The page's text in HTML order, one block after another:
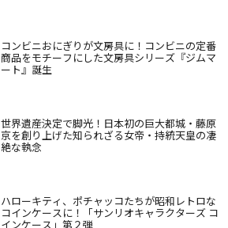
コンビニおにぎりが文房具に！コンビニの定番
商品をモチーフにした文房具シリーズ『ジムマ
ート』誕生
世界遺産決定で脚光！日本初の巨大都城・藤原
京を創り上げた知られざる女帝・持統天皇の凄
絶な執念
ハローキティ、ポチャッコたちが昭和レトロな
コインケースに！「サンリオキャラクターズ コ
インケース」第２弾